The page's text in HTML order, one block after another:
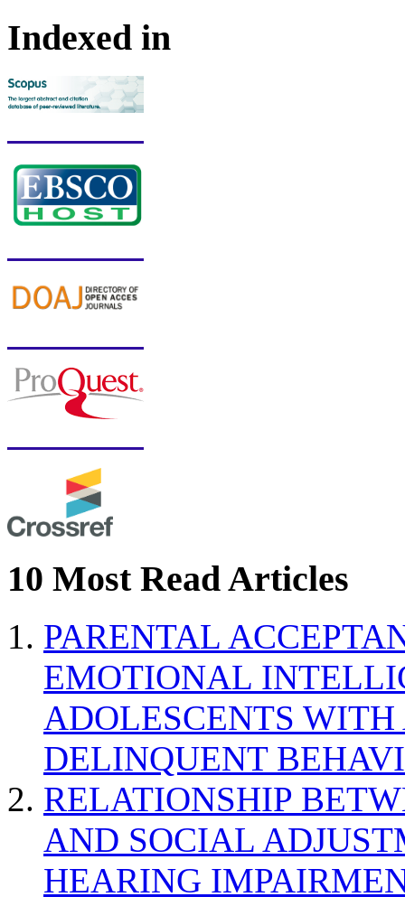
Indexed in
10 Most Read Articles
PARENTAL
EMOTIONAL
ADOLESCENTS
DELINQUENT
RELATIONSHIP
AND SOCIAL
HEARING